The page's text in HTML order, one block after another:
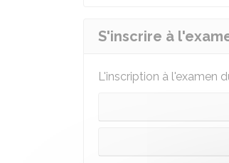
S'inscrire à
L'inscription à l'examen